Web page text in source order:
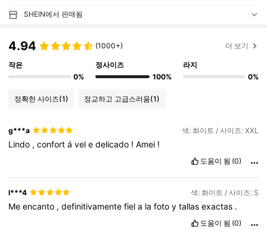
SHEIN에서 판매됨
4.94 (1000+) 더 보기
작은
0%
정사이즈
100%
라지
0%
정확한 사이즈(1) 정교하고 고급스러움(1)
g***a 색: 화이트 / 사이즈: XXL
Lindo ,confortáveledelicado !Amei !
도움이 됨 (0)
l***4 색: 화이트 / 사이즈: S
Meencanto ,definitivamentefiela lafotoytallasexactas .
도움이 됨 (0)